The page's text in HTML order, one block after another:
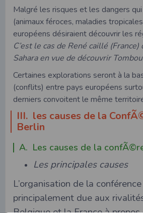
Malgré les risques et les dangers
(animaux féroces, maladies
européens désiraient découvrir les
C’est le cas de René caillé
Sahara en vue de découvrir
Certaines explorations seront à la
(conflits) entre pays européens
derniers convoitent le même
III. les causes de la
Berlin
A. Les causes de la
Les principales causes
L’organisation de la
principalement due aux